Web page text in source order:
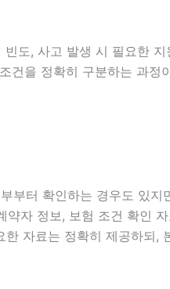
도, 사고 발생 시 필요한
을 정확히 구분하는 과정
터 확인하는 경우도 있
자 정보, 보험 조건 확인
자료는 정확히 제공하되,